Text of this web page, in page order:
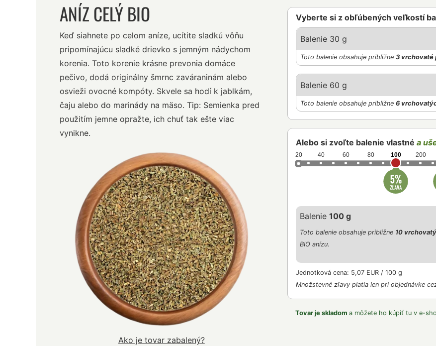
ANÍZ CELÝ BIO
Keď siahnete po celom aníze, ucítite sladkú vôňu
pripomínajúcu sladké drievko s jemným nádychom
korenia. Toto korenie krásne prevonia domáce
pečivo, dodá originálny šmrnc zaváraninám alebo
osvieži ovocné kompóty. Skvele sa hodí k jablkám,
čaju alebo do marinády na mäso. Tip: Semienka pred
použitím jemne opražte, ich chuť tak ešte viac
vynikne.
Ako je tovar zabalený?
Vyberte si z obľúbených veľkostí
Balenie 30 g
Toto balenie obsahuje približne 3 vrchovaté
Balenie 60 g
Toto balenie obsahuje približne 6
Alebo si zvoľte balenie vlastné a
20 40 60 80 100 200
Balenie 100 g
Toto balenie obsahuje približne 10
BIO anízu.
Jednotková cena: 5,07 EUR / 100 g
Množstevné zľavy platia len pri objednávke
Tovar je skladom a môžete ho kúpiť tu v e-